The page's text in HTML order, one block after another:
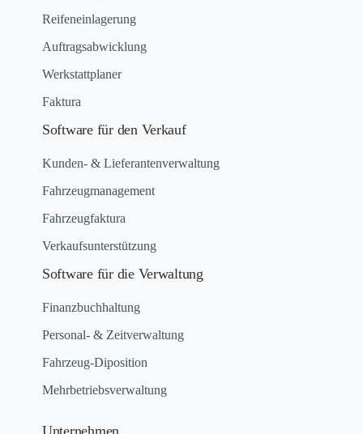
Reifeneinlagerung
Auftragsabwicklung
Werkstattplaner
Faktura
Software für den Verkauf
Kunden- & Lieferantenverwaltung
Fahrzeugmanagement
Fahrzeugfaktura
Verkaufsunterstützung
Software für die Verwaltung
Finanzbuchhaltung
Personal- & Zeitverwaltung
Fahrzeug-Diposition
Mehrbetriebsverwaltung